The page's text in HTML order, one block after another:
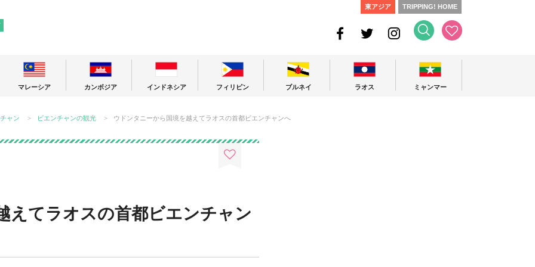
東アジア TRIPPING! HOME
マレーシア カンボジア インドネシア フィリピン ブルネイ ラオス ミャンマー
ャン ビエンチャンの観光 ウドンタニーから国境を越えてラオスの首都ビエンチャンへ
えてラオスの首都ビエンチャン